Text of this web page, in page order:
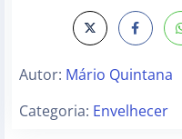
Autor: Mário Quintana
Categoria: Envelhecer